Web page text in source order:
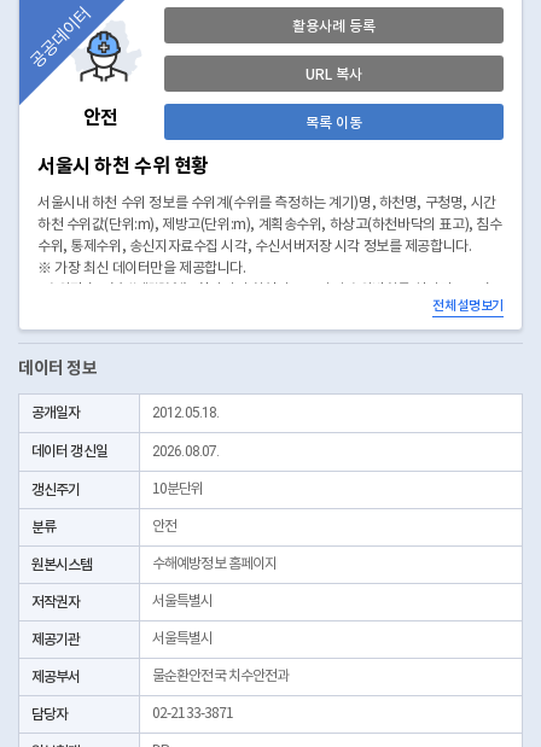
안전
공공데이터 활용사례 등록
URL 복사
목록 이동
서울시 하천 수위 현황
서울시내 하천 수위 정보를 수위계(수위를 측정하는 계기)명, 하천명, 구청명, 시간
하천 수위값(단위:m), 제방고(단위:m), 계획송수위, 하상고(하천바닥의 표고), 침수
수위, 통제수위, 송신지자료수집 시각, 수신서버저장 시각 정보를 제공합니다.
※ 가장 최신 데이터만을 제공합니다.
정하여 시·자치구 재해대책상황실에 수위자료를 전송, 저장 수문학적 분석자료로
활용하기 위한 시스템으로써, 우리시에서는 20개소의 수위관측소를 설치하여 운영
전체 설명보기
데이터 정보
공개일자 2012.05.18.
데이터 갱신일 2026.08.07.
갱신주기 10분단위
분류 안전
원본시스템 수해예방정보 홈페이지
저작권자 서울특별시
제공기관 서울특별시
제공부서 물순환안전국 치수안전과
담당자 02-2133-3871